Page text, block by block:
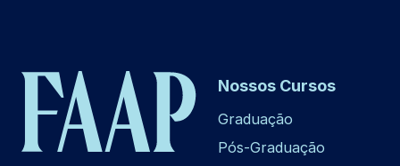
Nossos Cursos
Graduação
Pós-Graduação